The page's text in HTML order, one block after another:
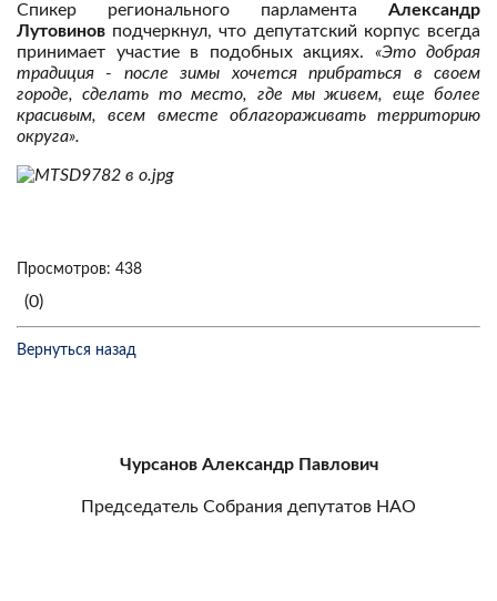
Спикер регионального парламента Александр
Лутовинов подчеркнул, что депутатский корпус всегда
принимает участие в подобных акциях. «Это добрая
традиция - после зимы хочется прибраться в своем
городе, сделать то место, где мы живем, еще более
красивым, всем вместе облагораживать территорию
округа».
Просмотров: 438
(0)
Вернуться назад
Чурсанов Александр Павлович
Председатель Собрания депутатов НАО